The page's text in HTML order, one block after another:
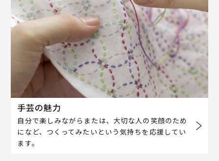
手芸の魅力
自分で楽しみながらまたは、大切な人の笑顔のため
になど、つくってみたいという気持ちを応援してい
ます。